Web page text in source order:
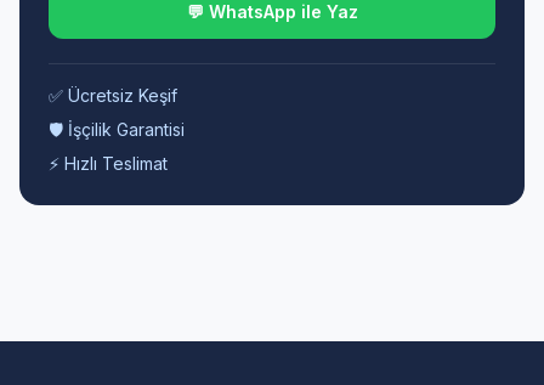
💬 WhatsApp ile Yaz
✅ Ücretsiz Keşif
🛡️ İşçilik Garantisi
⚡ Hızlı Teslimat